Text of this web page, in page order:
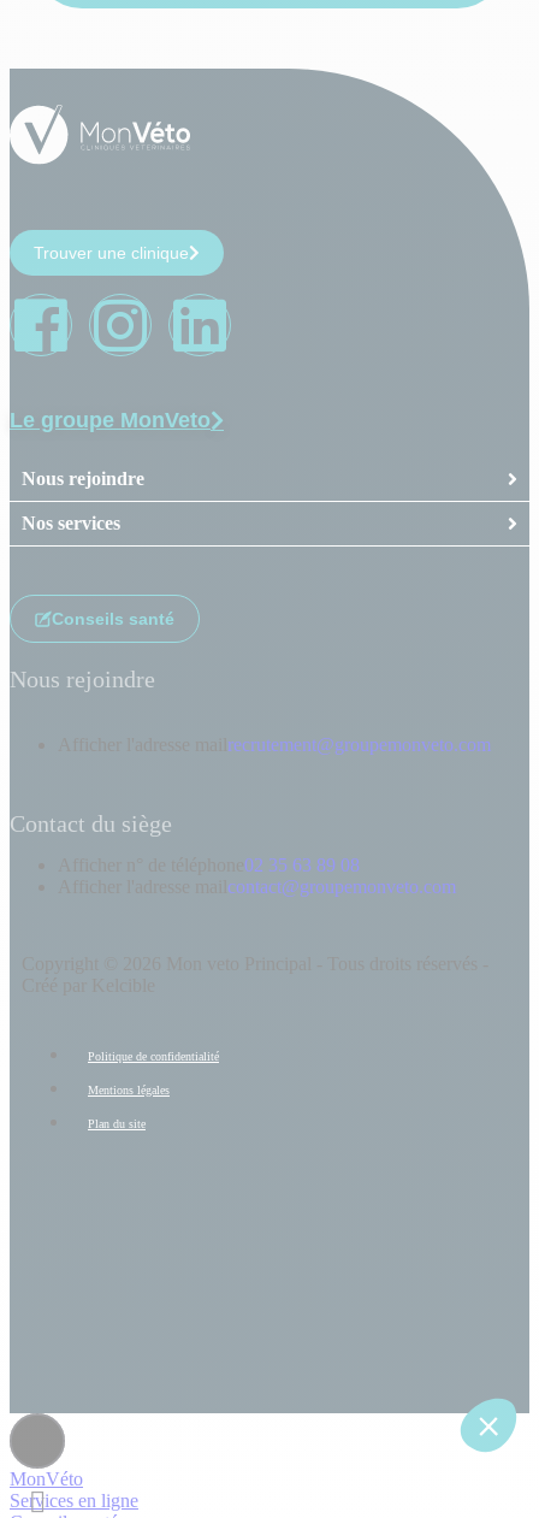
Trouver une clinique
Le groupe MonVeto
Nous rejoindre
Nos services
Conseils santé
Nous rejoindre
recrutement@groupemonveto.com
Contact du siège
02 35 63 89 08
contact@groupemonveto.com
Copyright © 2026 Mon veto Principal - Tous droits réservés -
Politique de confidentialité
Mentions légales
Plan du site
MonVéto
Services en ligne